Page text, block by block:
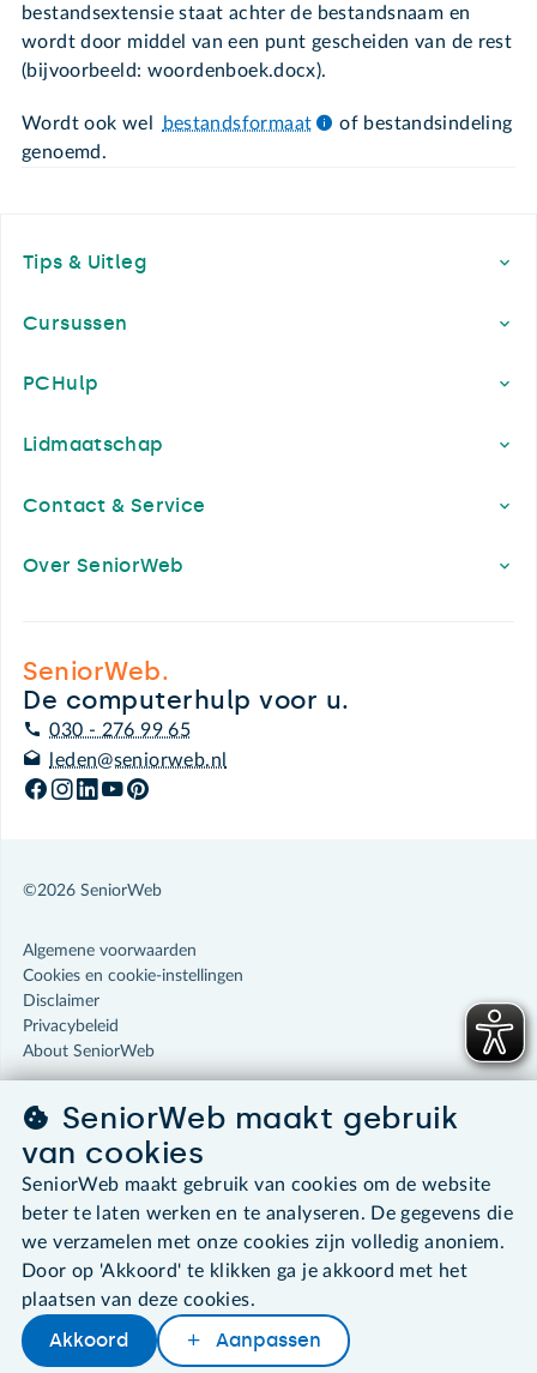
bestandsextensie staat achter de bestandsnaam en
wordt door middel van een punt gescheiden van de rest
(bijvoorbeeld: woordenboek.docx).
Wordt ook wel bestandsformaat
of bestandsindeling
genoemd.
Later lezenDelen
Tips & Uitleg
Cursussen
PCHulp
Lidmaatschap
Contact & Service
Over SeniorWeb
SeniorWeb.
De computerhulp voor u.
030 - 276 99 65
leden@seniorweb.nl
©2026 SeniorWeb
Algemene voorwaarden
Cookies en cookie-instellingen
Disclaimer
Privacybeleid
About SeniorWeb
SeniorWeb maakt gebruik
van cookies
SeniorWeb maakt gebruik van cookies om de website
beter te laten werken en te analyseren. De gegevens die
we verzamelen met onze cookies zijn volledig anoniem.
Door op 'Akkoord' te klikken ga je akkoord met het
plaatsen van deze cookies.
Akkoord Aanpassen